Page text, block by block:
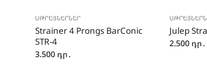
ՍԹՐԵՅՆԵՐՆԵՐ
Strainer 4 Prongs BarConic
STR-4
3.500 դր․
Julep
2.500 դր․